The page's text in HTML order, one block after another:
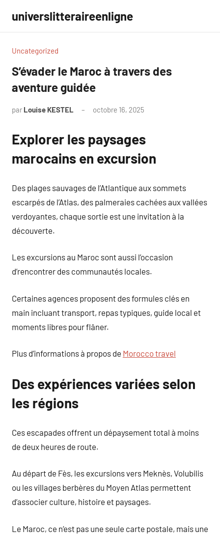
contenu
universlitteraireenligne
Uncategorized
S’évader le Maroc à travers des
aventure guidée
par Louise KESTEL octobre 16, 2025
Explorer les paysages
marocains en excursion
Des plages sauvages de l’Atlantique aux sommets
escarpés de l’Atlas, des palmeraies cachées aux vallées
verdoyantes, chaque sortie est une invitation à la
découverte.
Les excursions au Maroc sont aussi l’occasion
d’rencontrer des communautés locales.
Certaines agences proposent des formules clés en
main incluant transport, repas typiques, guide local et
moments libres pour flâner.
Plus d’informations à propos de Morocco travel
Des expériences variées selon
les régions
Ces escapades offrent un dépaysement total à moins
de deux heures de route.
Au départ de Fès, les excursions vers Meknès, Volubilis
ou les villages berbères du Moyen Atlas permettent
d’associer culture, histoire et paysages.
Le Maroc, ce n’est pas une seule carte postale, mais une